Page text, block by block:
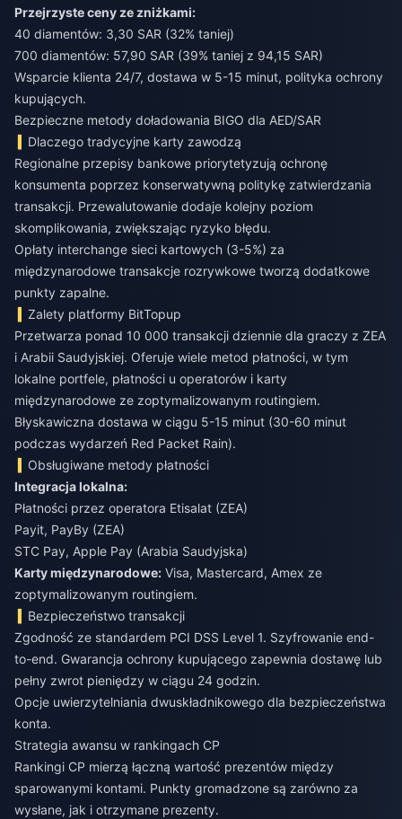
Przejrzyste ceny ze zniżkami:
40 diamentów: 3,30 SAR (32% taniej)
700 diamentów: 57,90 SAR (39% taniej z 94,15 SAR)
Wsparcie klienta 24/7, dostawa w 5-15 minut, polityka ochrony
kupujących.
Bezpieczne metody doładowania BIGO dla AED/SAR
Dlaczego tradycyjne karty zawodzą
Regionalne przepisy bankowe priorytetyzują ochronę
konsumenta poprzez konserwatywną politykę zatwierdzania
transakcji. Przewalutowanie dodaje kolejny poziom
skomplikowania, zwiększając ryzyko błędu.
Opłaty interchange sieci kartowych (3-5%) za
międzynarodowe transakcje rozrywkowe tworzą dodatkowe
punkty zapalne.
Zalety platformy BitTopup
Przetwarza ponad 10 000 transakcji dziennie dla graczy z ZEA
i Arabii Saudyjskiej. Oferuje wiele metod płatności, w tym
lokalne portfele, płatności u operatorów i karty
międzynarodowe ze zoptymalizowanym routingiem.
Błyskawiczna dostawa w ciągu 5-15 minut (30-60 minut
podczas wydarzeń Red Packet Rain).
Obsługiwane metody płatności
Integracja lokalna:
Płatności przez operatora Etisalat (ZEA)
Payit, PayBy (ZEA)
STC Pay, Apple Pay (Arabia Saudyjska)
Karty międzynarodowe: Visa, Mastercard, Amex ze
zoptymalizowanym routingiem.
Bezpieczeństwo transakcji
Zgodność ze standardem PCI DSS Level 1. Szyfrowanie end-
to-end. Gwarancja ochrony kupującego zapewnia dostawę lub
pełny zwrot pieniędzy w ciągu 24 godzin.
Opcje uwierzytelniania dwuskładnikowego dla bezpieczeństwa
konta.
Strategia awansu w rankingach CP
Rankingi CP mierzą łączną wartość prezentów między
sparowanymi kontami. Punkty gromadzone są zarówno za
wysłane, jak i otrzymane prezenty.